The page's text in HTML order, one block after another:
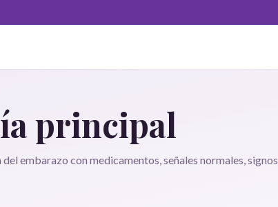
principal
embarazo con medicamentos, señales normales, signos